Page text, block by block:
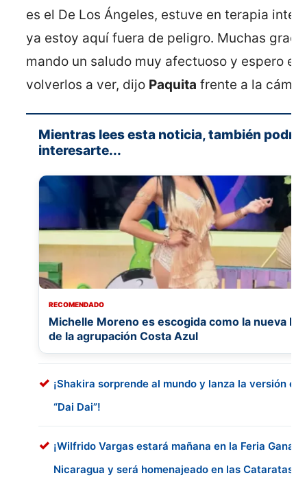
es el De Los Ángeles, estuve en terapia
ya estoy aquí fuera de peligro. Muchas
mando un saludo muy afectuoso y espero en
volverlos a ver, dijo Paquita frente a la
Mientras lees esta noticia, también podría
interesarte...
RECOMENDADO
Michelle Moreno es escogida como la nueva
de la agrupación Costa Azul
¡Shakira sorprende al mundo y lanza la versión en
“Dai Dai”!
¡Wilfrido Vargas estará mañana en la Feria
Nicaragua y será homenajeado en las Cataratas